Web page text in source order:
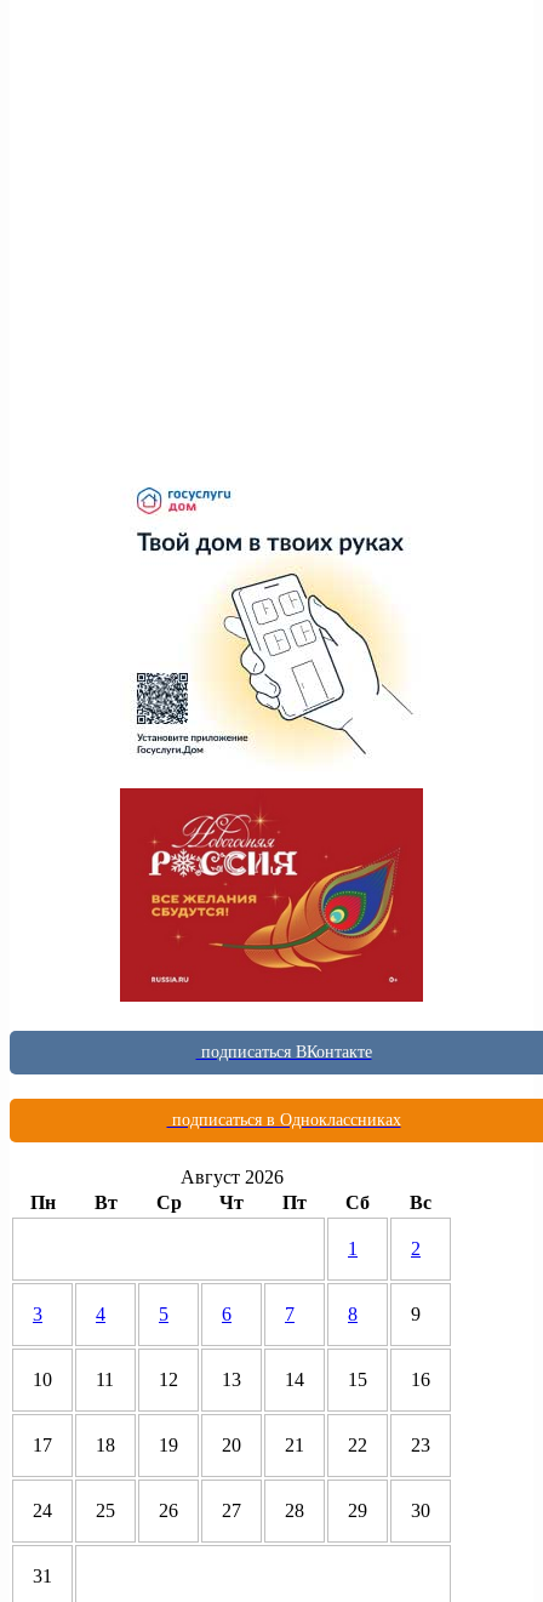
подписаться ВКонтакте
подписаться в Одноклассниках
Август 2026
Пн
Вт Ср Чт Пт Сб Вс
1 2
3 4 5 6 7 8 9
10 11 12 13 14 15 16
17 18 19 20 21 22 23
24 25 26 27 28 29 30
31